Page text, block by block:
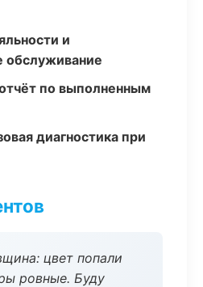
и
обслуживание
по выполненным
диагностика при
цвет попали
ровные. Буду